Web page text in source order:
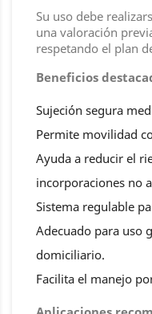
Su uso debe
una valoración
respetando el plan
Beneficios
Sujeción segura
Permite movilidad
Ayuda a reducir el
incorporaciones no
Sistema regulable
Adecuado para uso
domiciliario.
Facilita el manejo